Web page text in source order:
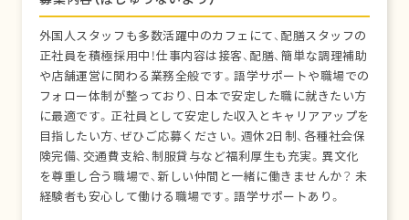
外国人スタッフも多数活躍中のカフェにて、配膳スタッフの
正社員を積極採用中！仕事内容は接客、配膳、簡単な調理補助
や店舗運営に関わる業務全般です。語学サポートや職場での
フォロー体制が整っており、日本で安定した職に就きたい方
に最適です。正社員として安定した収入とキャリアアップを
目指したい方、ぜひご応募ください。週休2日制、各種社会保
険完備、交通費支給、制服貸与など福利厚生も充実。異文化
を尊重し合う職場で、新しい仲間と一緒に働きませんか？ 未
経験者も安心して働ける職場です。語学サポートあり。